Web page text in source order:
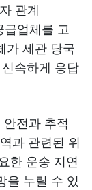
관계
급업체를 고
가 세관 당국
속하게 응답
전과 추적
과 관련된 위
한 운송 지연
을 누릴 수 있